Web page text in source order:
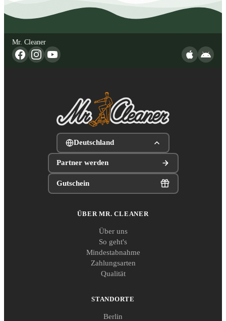
Mr. Cleaner
Deutschland
Partner werden
Gutschein
ÜBER MR. CLEANER
Über uns
So geht's
Mindestabnahme
Zahlungsarten
Qualität
STANDORTE
Berlin